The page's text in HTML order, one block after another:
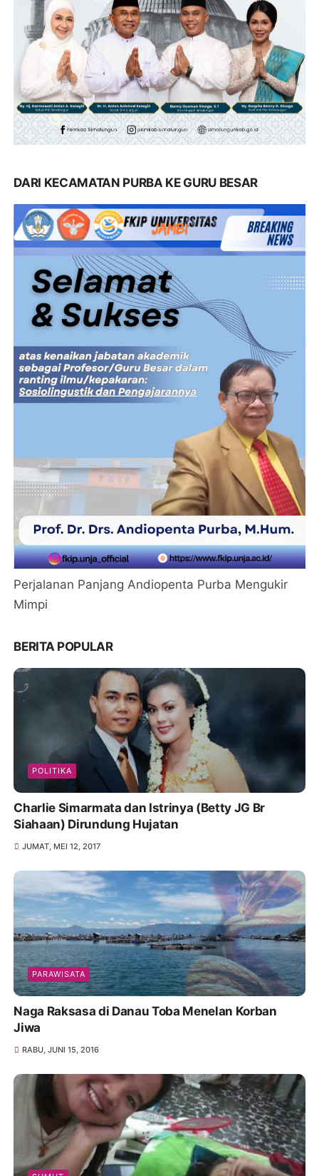
DARI KECAMATAN PURBA KE GURU BESAR
Perjalanan Panjang Andiopenta Purba Mengukir
Mimpi
BERITA POPULAR
POLITIKA
Charlie Simarmata dan Istrinya (Betty JG Br
Siahaan) Dirundung Hujatan
JUMAT, MEI 12, 2017
PARAWISATA
Naga Raksasa di Danau Toba Menelan Korban
Jiwa
RABU, JUNI 15, 2016